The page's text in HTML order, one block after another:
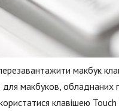
макбук
для макбуков,
клавішею